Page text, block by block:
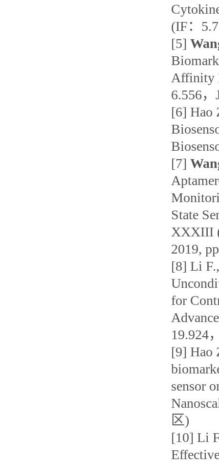
(IF：
[5]
Affinity
6.556
[6] Hao
[7]
State
XXXIII
2019,
[8] Li
for
19.924
[9] Hao
sensor
区)
[10] Li